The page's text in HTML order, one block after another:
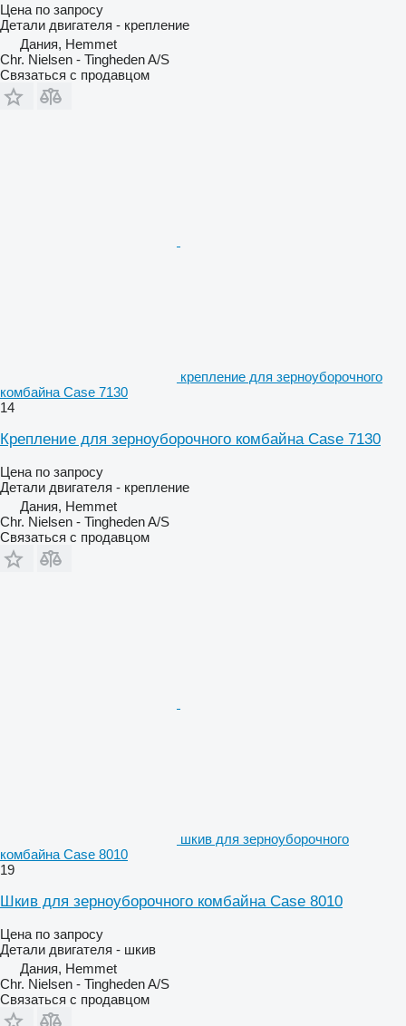
Цена по запросу
Детали двигателя - крепление
Дания, Hemmet
Chr. Nielsen - Tingheden A/S
Связаться с продавцом
крепление для зерноуборочного
комбайна Case 7130
14
Крепление для зерноуборочного комбайна Case 7130
Цена по запросу
Детали двигателя - крепление
Дания, Hemmet
Chr. Nielsen - Tingheden A/S
Связаться с продавцом
шкив для зерноуборочного
комбайна Case 8010
19
Шкив для зерноуборочного комбайна Case 8010
Цена по запросу
Детали двигателя - шкив
Дания, Hemmet
Chr. Nielsen - Tingheden A/S
Связаться с продавцом